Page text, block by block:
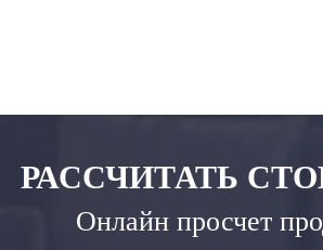
РАССЧИТАТЬ
Онлайн просчет